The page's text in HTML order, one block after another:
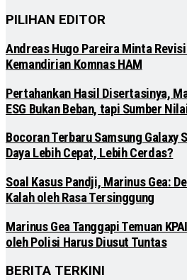
PILIHAN EDITOR
Andreas Hugo Pareira Minta
Kemandirian Komnas HAM
Pertahankan Hasil Disertasinya,
ESG Bukan Beban, tapi Sumber
Bocoran Terbaru Samsung Galaxy
Daya Lebih Cepat, Lebih Cerdas?
Soal Kasus Pandji, Marinus Gea:
Kalah oleh Rasa Tersinggung
Marinus Gea Tanggapi Temuan
oleh Polisi Harus Diusut Tuntas
BERITA TERKINI